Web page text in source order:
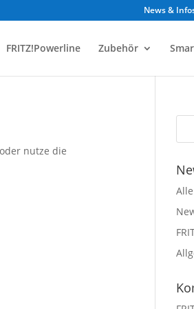
News &
FRITZ!Powerline Zubehör
nutze die